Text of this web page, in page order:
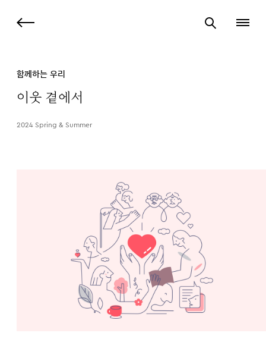
함께하는 우리
이웃 곁에서
2024 Spring & Summer